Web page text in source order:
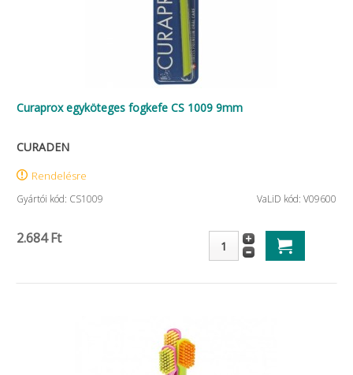
Curaprox egyköteges fogkefe CS 1009 9mm
CURADEN
Rendelésre
Gyártói kód: CS1009 VaLiD kód: V09600
2.684 Ft